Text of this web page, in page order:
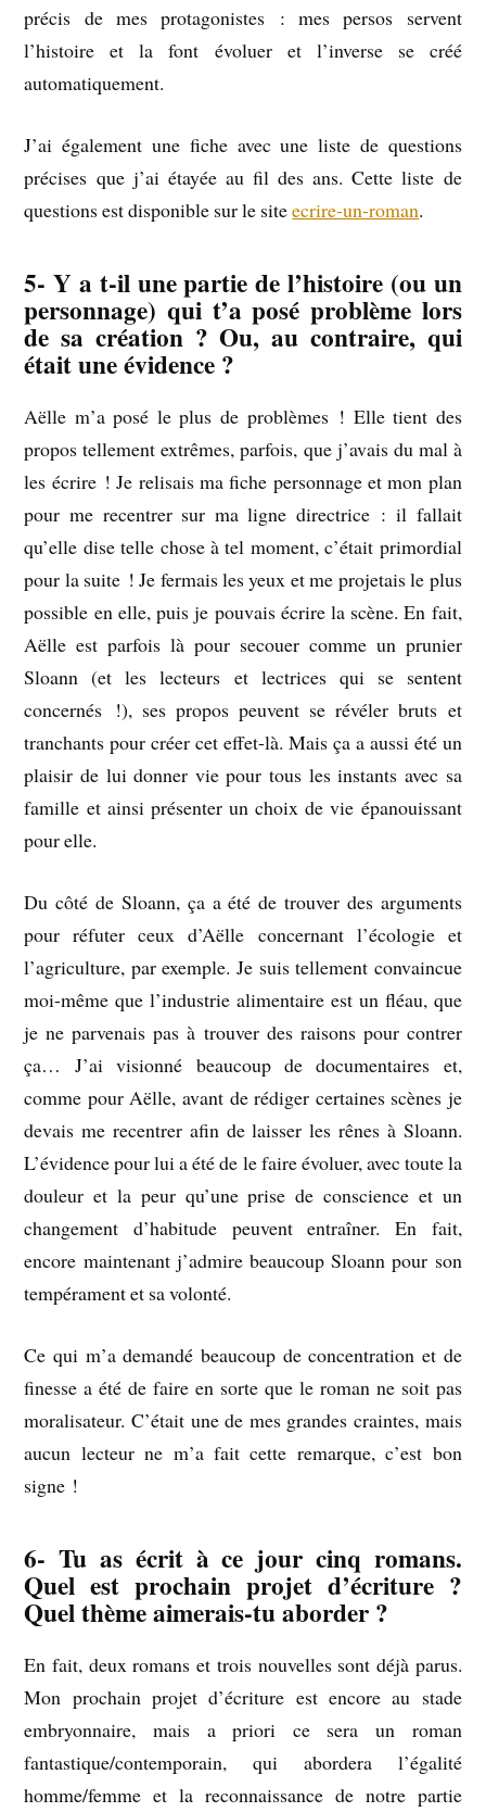
précis de mes protagonistes : mes persos servent
l’histoire et la font évoluer et l’inverse se créé
automatiquement.
J’ai également une fiche avec une liste de questions
précises que j’ai étayée au fil des ans. Cette liste de
questions est disponible sur le siteecrire-un-roman.
5- Y a t-il une partie de l’histoire (ou un
personnage) qui t’a posé problème lors
de sa création ? Ou, au contraire, qui
était une évidence ?
Aëlle m’a posé le plus de problèmes ! Elle tient des
propos tellement extrêmes, parfois, que j’avais du mal à
les écrire ! Je relisais ma fiche personnage et mon plan
pour me recentrer sur ma ligne directrice : il fallait
qu’elle dise telle chose à tel moment, c’était primordial
pour la suite ! Je fermais les yeux et me projetais le plus
possible en elle, puis je pouvais écrire la scène. En fait,
Aëlle est parfois là pour secouer comme un prunier
Sloann (et les lecteurs et lectrices qui se sentent
concernés !), ses propos peuvent se révéler bruts et
tranchants pour créer cet effet-là. Mais ça a aussi été un
plaisir de lui donner vie pour tous les instants avec sa
famille et ainsi présenter un choix de vie épanouissant
pour elle.
Du côté de Sloann, ça a été de trouver des arguments
pour réfuter ceux d’Aëlle concernant l’écologie et
l’agriculture, par exemple. Je suis tellement convaincue
moi-même que l’industrie alimentaire est un fléau, que
je ne parvenais pas à trouver des raisons pour contrer
ça… J’ai visionné beaucoup de documentaires et,
comme pour Aëlle, avant de rédiger certaines scènes je
devais me recentrer afin de laisser les rênes à Sloann.
L’évidence pour lui a été de le faire évoluer, avec toute la
douleur et la peur qu’une prise de conscience et un
changement d’habitude peuvent entraîner. En fait,
encore maintenant j’admire beaucoup Sloann pour son
tempérament et sa volonté.
Ce qui m’a demandé beaucoup de concentration et de
finesse a été de faire en sorte que le roman ne soit pas
moralisateur. C’était une de mes grandes craintes, mais
aucun lecteur ne m’a fait cette remarque, c’est bon
signe !
6- Tu as écrit à ce jour cinq romans.
Quel est prochain projet d’écriture ?
Quel thème aimerais-tu aborder ?
En fait, deux romans et trois nouvelles sont déjà parus.
Mon prochain projet d’écriture est encore au stade
embryonnaire, mais a priori ce sera un roman
fantastique/contemporain, qui abordera l’égalité
homme/femme et la reconnaissance de notre partie